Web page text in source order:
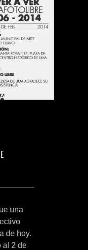
una
de hoy.
al 2 de